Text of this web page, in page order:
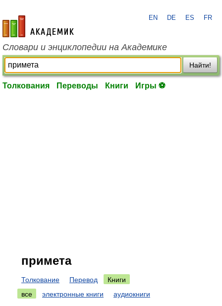
academic.ru
EN DE ES FR
Словари и энциклопедии на Академике
Найти!
Толкования Переводы Книги Игры ⚽
примета
Толкование Перевод
Книги
все
электронные книги аудиокниги